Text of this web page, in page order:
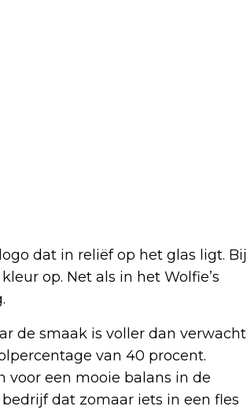
dat in reliëf op het glas ligt. Bij
op. Net als in het Wolfie’s
de smaak is voller dan verwacht
van 40 procent.
voor een mooie balans in de
dat zomaar iets in een fles